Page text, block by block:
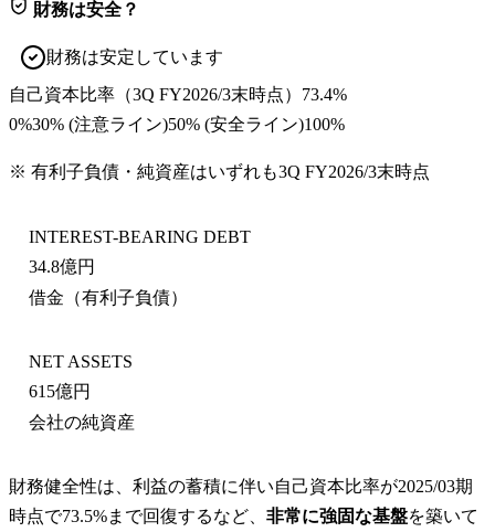
財務は安全？
財務は安定しています
自己資本比率 （3Q FY2026/3末時点） 73.4%
0%30% (注意ライン)50% (安全ライン)100%
※ 有利子負債・純資産はいずれも3Q FY2026/3末時点
INTEREST-BEARING DEBT
34.8億円
借金（有利子負債）
NET ASSETS
615億円
会社の純資産
財務健全性は、利益の蓄積に伴い自己資本比率が2025/03期
時点で73.5%まで回復するなど、 非常に強固な基盤を築いて